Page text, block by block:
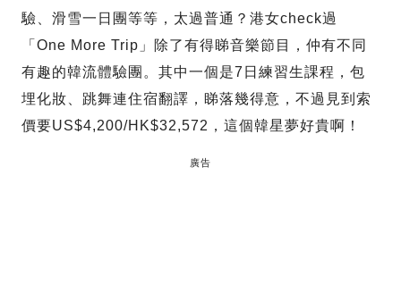
驗、滑雪一日團等等，太過普通？港女check過
「One More Trip」除了有得睇音樂節目，仲有不同
有趣的韓流體驗團。其中一個是7日練習生課程，包
埋化妝、跳舞連住宿翻譯，睇落幾得意，不過見到索
價要US$4,200/HK$32,572，這個韓星夢好貴啊！
廣告